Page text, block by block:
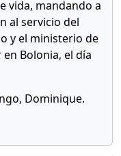
vida, mandando a
al servicio del
y el ministerio de
Bolonia, el día
Dominique.